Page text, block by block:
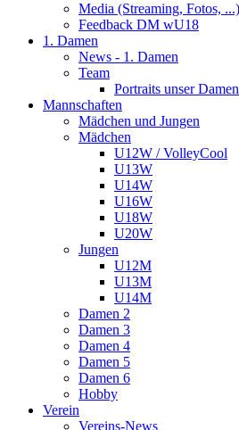
Media (Streaming, Fotos, ...)
Feedback DM wU18
1. Damen
News - 1. Damen
Team
Portraits unser
Mannschaften
Mädchen und Jungen
Mädchen
U12W / VolleyCool
U13W
U14W
U16W
U18W
U20W
Jungen
U12M
U13M
U14M
Damen 2
Damen 3
Damen 4
Damen 5
Damen 6
Hobby
Verein
Vereins-News